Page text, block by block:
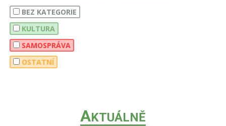
BEZ KATEGORIE
KULTURA
SAMOSPRÁVA
OSTATNÍ
AKTUÁLNĚ